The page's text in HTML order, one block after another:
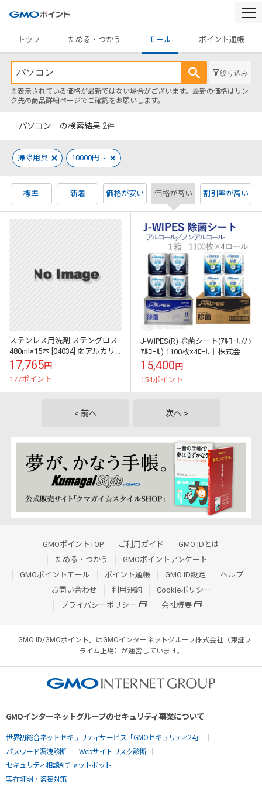
トップ
ためる・つかう モール ポイント通帳
絞り込み
※表示されている価格が最新ではない場合がございます。最新の価格はリン
ク先の商品詳細ページでご確認をお願いします。
「パソコン」の検索結果 2件
掃除用具 10000円 ~
標準 新着 価格が安い 価格が高い 割引率が高い
ステンレス用洗剤 ステングロス
480ml×15本 [04034] 弱アルカリ
性 つや出し スチール 真鍮 無り
ん 【送料無料】
17,765円
177ポイント
J-WIPES(R) 除菌シート(ｱﾙｺｰﾙ/ﾉﾝ
ｱﾙｺｰﾙ) 1100枚×4ﾛｰﾙ｜株式会社
シナジー
15,400円
154ポイント
< 前へ 次へ >
GMOポイントTOP ご利用ガイド
GMO IDとは
ためる・つかう
GMOポイントアンケート
GMOポイントモール
ポイント通帳 GMO ID設定
ヘルプ
お問い合わせ
利用規約
Cookieポリシー
プライバシーポリシー
会社概要
「GMO ID/GMOポイント」はGMOインターネットグループ株式会社（東証プ
ライム上場）が運営しています。
GMOインターネットグループのセキュリティ事業について
世界初総合ネットセキュリティサービス「GMOセキュリティ24」
パスワード漏洩診断
Webサイトリスク診断
セキュリティ相談AIチャットボット
実在証明・盗聴対策